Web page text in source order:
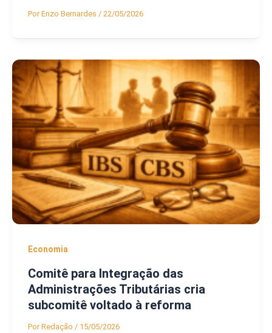
PorEnzo Bernardes / 22/05/2026
Economia
Comitê para Integração das
Administrações Tributárias cria
subcomitê voltado à reforma
PorRedação / 15/05/2026